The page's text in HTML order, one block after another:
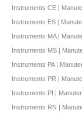
Instruments CE |
Instruments ES |
Instruments MA |
Instruments MS |
Instruments PA |
Instruments PR |
Instruments PI |
Instruments RN |